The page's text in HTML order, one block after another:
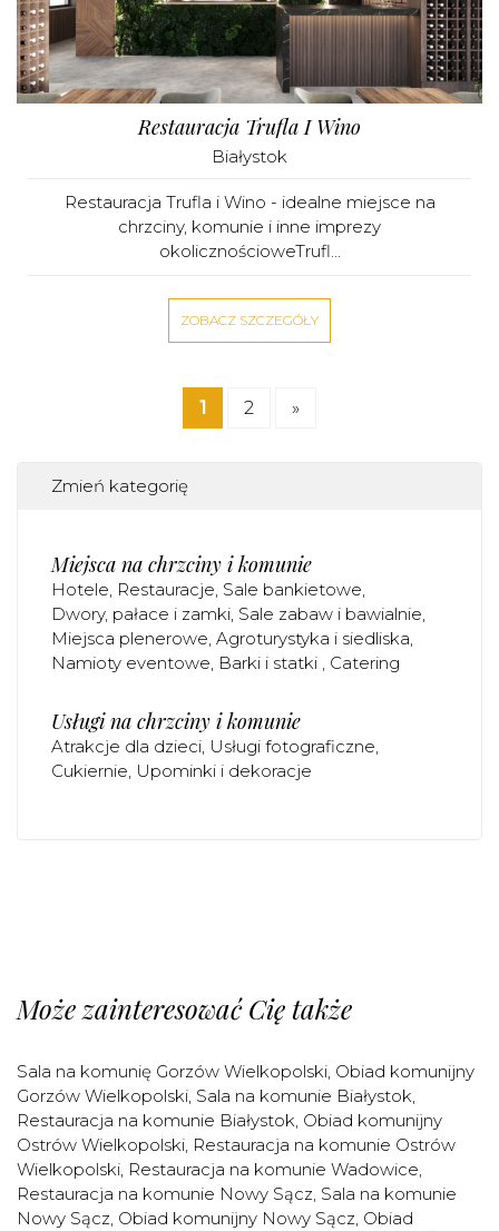
Restauracja Trufla I Wino
Białystok
Restauracja Trufla i Wino - idealne miejsce na
chrzciny, komunie i inne imprezy
okolicznościoweTrufl...
ZOBACZ SZCZEGÓŁY
1 2 »
Zmień kategorię
Miejsca na chrzciny i komunie
Hotele Restauracje Sale bankietowe
Dwory, pałace i zamki Sale zabaw i bawialnie
Miejsca plenerowe Agroturystyka i siedliska
Namioty eventowe Barki i statki Catering
Usługi na chrzciny i komunie
Atrakcje dla dzieci Usługi fotograficzne
Cukiernie Upominki i dekoracje
Może zainteresować Cię także
Sala na komunię Gorzów Wielkopolski, Obiad komunijny
Gorzów Wielkopolski, Sala na komunie Białystok,
Restauracja na komunie Białystok, Obiad komunijny
Ostrów Wielkopolski, Restauracja na komunie Ostrów
Wielkopolski, Restauracja na komunie Wadowice,
Restauracja na komunie Nowy Sącz, Sala na komunie
Nowy Sącz, Obiad komunijny Nowy Sącz, Obiad